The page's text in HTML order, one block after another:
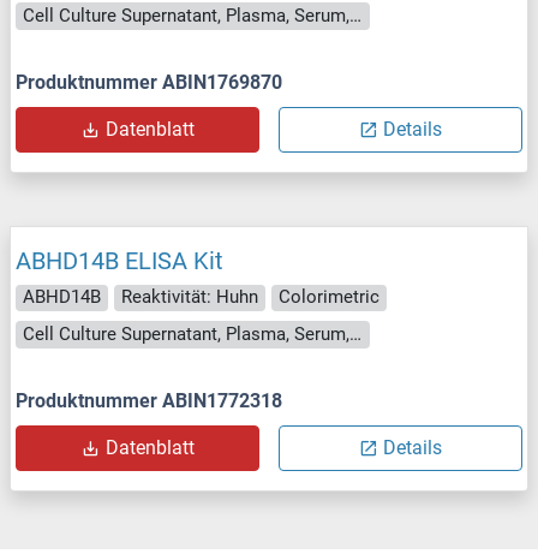
Cell Culture Supernatant, Plasma, Serum, Tissue Homogenate
Produktnummer ABIN1769870
Datenblatt Details
ABHD14B ELISA Kit
ABHD14B Reaktivität: Huhn
Colorimetric
Cell Culture Supernatant, Plasma, Serum, Tissue Homogenate
Produktnummer ABIN1772318
Datenblatt Details